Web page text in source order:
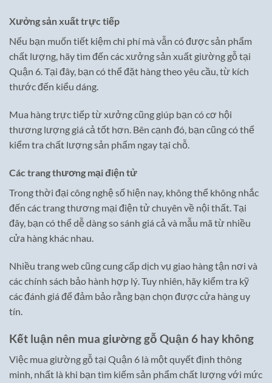
Xưởng sản xuất trực tiếp
Nếu bạn muốn tiết kiệm chi phí mà vẫn có được sản phẩm
chất lượng, hãy tìm đến các xưởng sản xuất giường gỗ tại
Quận 6. Tại đây, bạn có thể đặt hàng theo yêu cầu, từ kích
thước đến kiểu dáng.
Mua hàng trực tiếp từ xưởng cũng giúp bạn có cơ hội
thương lượng giá cả tốt hơn. Bên cạnh đó, bạn cũng có thể
kiểm tra chất lượng sản phẩm ngay tại chỗ.
Các trang thương mại điện tử
Trong thời đại công nghệ số hiện nay, không thể không nhắc
đến các trang thương mại điện tử chuyên về nội thất. Tại
đây, bạn có thể dễ dàng so sánh giá cả và mẫu mã từ nhiều
cửa hàng khác nhau.
Nhiều trang web cũng cung cấp dịch vụ giao hàng tận nơi và
các chính sách bảo hành hợp lý. Tuy nhiên, hãy kiểm tra kỹ
các đánh giá để đảm bảo rằng bạn chọn được cửa hàng uy
tín.
Kết luận nên mua giường gỗ Quận 6 hay không
Việc mua giường gỗ tại Quận 6 là một quyết định thông
minh, nhất là khi bạn tìm kiếm sản phẩm chất lượng với mức